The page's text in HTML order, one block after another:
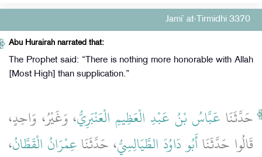
Jami` at-Tirmidhi 3370
Abu Hurairah narrated that:
The Prophet said: “There is nothing more honorable with Allah
[Most High] than supplication.”
حَدَّثَنَا عَبَّاسُ بْنُ عَبْدِ الْعَظِيمِ الْعَنْبَرِيُّ، وَغَيْرُ، وَاحِدٍ،
قَالُوا حَدَّثَنَاأَبُو دَاوُدَ الطَّيَالِسِيُّ، حَدَّثَنَاعِمْرَانُ الْقَطَّانُ،